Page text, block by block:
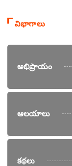
విభాగాలు
అభిప్రాయం
ఆలయాలు
కథలు